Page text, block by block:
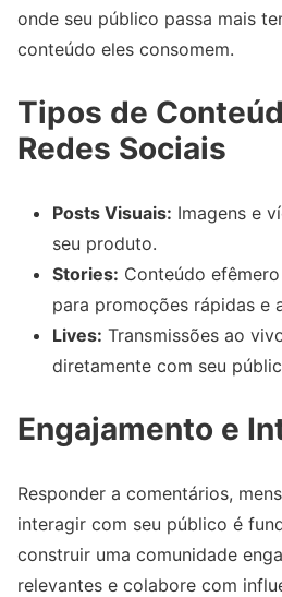
onde seu público passa mais
conteúdo eles consomem.
Tipos de
Redes Sociais
Posts Visuais: Imagens e
seu produto.
Stories: Conteúdo
para promoções rápidas e
Lives: Transmissões ao
diretamente com seu
Engajamento e
Responder a comentários,
interagir com seu público é
construir uma comunidade
relevantes e colabore com